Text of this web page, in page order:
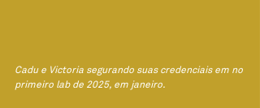
Cadu e Victoria segurando suas credenciais em no
primeiro lab de 2025, em janeiro.